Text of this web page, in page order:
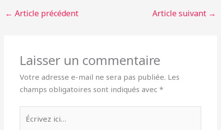
← Article précédent Article suivant →
Laisser un commentaire
Votre adresse e-mail ne sera pas publiée. Les
champs obligatoires sont indiqués avec*
ici…